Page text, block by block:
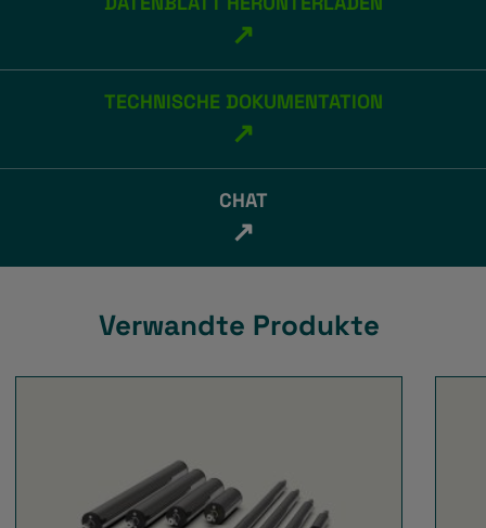
↗
TECHNISCHE DOKUMENTATION
↗
CHAT
↗
Verwandte Produkte